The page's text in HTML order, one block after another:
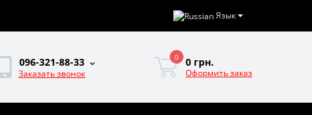
Язык
096-321-88-33
Заказать звонок
0 0 грн.
Оформить заказ